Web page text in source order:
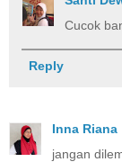
Cucok
Reply
Inna Riana
jangan